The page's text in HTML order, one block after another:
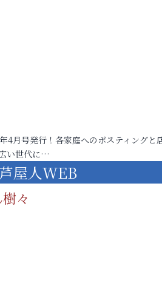
4月号発行！各家庭へのポスティングと
い世代に…
屋人WEB
々